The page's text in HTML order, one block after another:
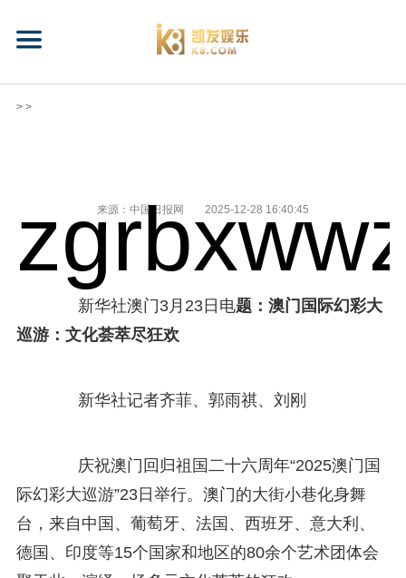
> >
来源：中国日报网 2025-12-28 16:40:45
新华社澳门3月23日电题：澳门国际幻彩大
巡游：文化荟萃尽狂欢
新华社记者齐菲、郭雨祺、刘刚
庆祝澳门回归祖国二十六周年“2025澳门国
际幻彩大巡游”23日举行。澳门的大街小巷化身舞
台，来自中国、葡萄牙、法国、西班牙、意大利、
德国、印度等15个国家和地区的80余个艺术团体会